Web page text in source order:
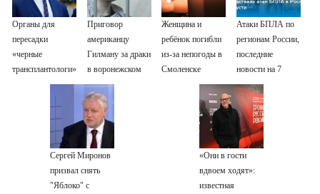
Органы для
пересадки
«черные
трансплантологи»
извлекали у еще
Приговор
американцу
Гилману за драки
в воронежском
СИЗО
потребовали
ужесточить -
Новости на
Вести.ru
Женщина и
ребёнок погибли
из-за непогоды в
Смоленске
Атаки БПЛА по
регионам России,
последние
новости на 7
августа 2026:
последствия,
атаки на склады
Wildberries,
состояние
пострадавших
Сергей Миронов
призвал снять
"Яблоко" с
«Они в гости
вдвоем ходят»:
известная